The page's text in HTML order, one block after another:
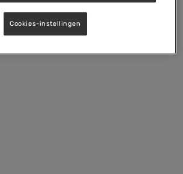
Cookies-instellingen